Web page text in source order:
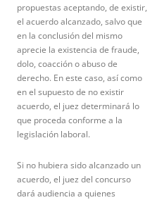
propuestas aceptando, de existir,
el acuerdo alcanzado, salvo que
en la conclusión del mismo
aprecie la existencia de fraude,
dolo, coacción o abuso de
derecho. En este caso, así como
en el supuesto de no existir
acuerdo, el juez determinará lo
que proceda conforme a la
legislación laboral.
Si no hubiera sido alcanzado un
acuerdo, el juez del concurso
dará audiencia a quienes